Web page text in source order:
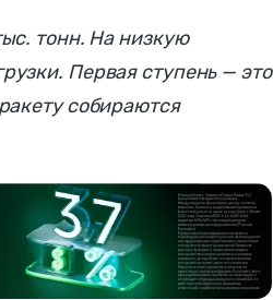
тонн. На низкую
Первая ступень — это
собираются